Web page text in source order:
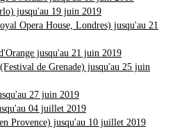
jusqu'au 19 juin 2019
Opera House, Londres) jusqu'au 21
jusqu'au 21 juin 2019
de Grenade) jusqu'au 25 juin
27 juin 2019
04 juillet 2019
Provence) jusqu'au 10 juillet 2019